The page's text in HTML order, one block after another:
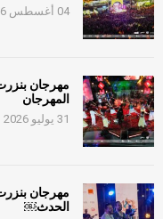
04 أغسطس 2026
مهرجان
المهرجان
31 يوليو 2026
مهرجان
الحدث￼